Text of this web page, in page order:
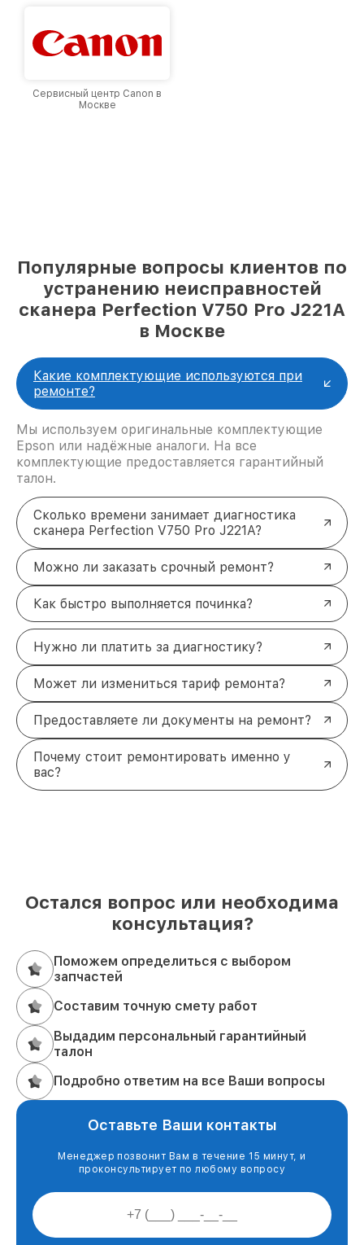
Сервисный центр Canon в
Москве
Популярные вопросы клиентов по
устранению неисправностей
сканера Perfection V750 Pro J221A
в Москве
Какие комплектующие используются при
ремонте?
Мы используем оригинальные комплектующие
Epson или надёжные аналоги. На все
комплектующие предоставляется гарантийный
талон.
Сколько времени занимает диагностика
сканера Perfection V750 Pro J221A?
Можно ли заказать срочный ремонт?
Как быстро выполняется починка?
Нужно ли платить за диагностику?
Может ли измениться тариф ремонта?
Предоставляете ли документы на ремонт?
Почему стоит ремонтировать именно у
вас?
Остался вопрос или необходима
консультация?
Поможем определиться с выбором
запчастей
Составим точную смету работ
Выдадим персональный гарантийный
талон
Подробно ответим на все Ваши вопросы
Оставьте Ваши контакты
Менеджер позвонит Вам в течение 15 минут, и
проконсультирует по любому вопросу